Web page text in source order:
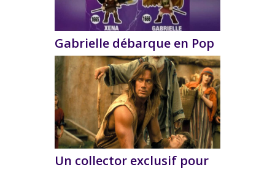
Gabrielle débarque en Pop
Un collector exclusif pour